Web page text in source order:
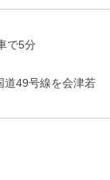
で5分
道49号線を会津若